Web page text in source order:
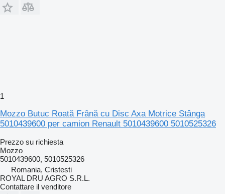
1
Mozzo Butuc Roată Frână cu Disc Axa Motrice Stânga
5010439600 per camion Renault 5010439600 5010525326
Prezzo su richiesta
Mozzo
5010439600, 5010525326
Romania, Cristesti
ROYAL DRU AGRO S.R.L.
Contattare il venditore